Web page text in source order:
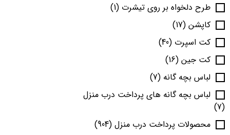
طرح دلخواه بر روی تیشرت (1)
کاپشن (17)
کت اسپرت (40)
کت جین (16)
لباس بچه گانه (7)
لباس بچه گانه های پرداخت درب منزل
(7)
محصولات پرداخت درب منزل (904)